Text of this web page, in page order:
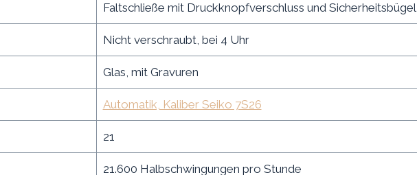
Faltschließe mit Druckknopfverschluss und Sicherheitsbügel
Nicht verschraubt, bei 4 Uhr
Glas, mit Gravuren
Automatik, Kaliber Seiko 7S26
21
21.600 Halbschwingungen pro Stunde